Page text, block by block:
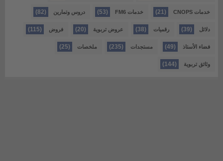
خدمات CNOPS (21) خدمات FM6 (53) دروس وتمارين (82)
دلائل (39) رقميات (38) عروض تربوية (20) فروض (115)
فضاء الأستاذ (49) مستجدات (235) ملخصات (25)
وثائق تربوية (144)